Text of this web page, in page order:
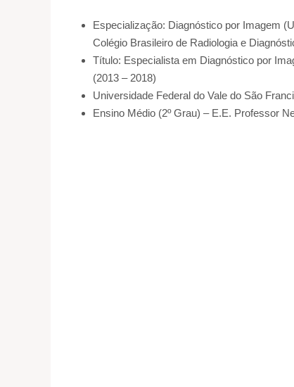
Especialização: Diagnóstico por Imagem
Colégio Brasileiro de Radiologia e
Título: Especialista em Diagnóstico por
(2013 – 2018)
Universidade Federal do Vale do São
Ensino Médio (2º Grau) – E.E. Professor